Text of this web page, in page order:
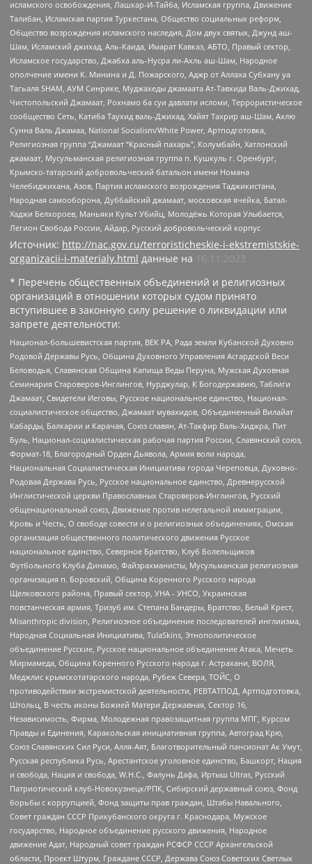
исламского освобождения, Лашкар-И-Тайба, Исламская группа, Движение
Талибан, Исламская партия Туркестана, Общество социальных реформ,
Общество возрождения исламского наследия, Дом двух святых, Джунд аш-
Шам, Исламский джихад, Аль-Каида, Имарат Кавказ, АБТО, Правый сектор,
Исламское государство, Джабха аль-Нусра ли-Ахль аш-Шам, Народное
ополчение имени К. Минина и Д. Пожарского, Аджр от Аллаха Субхану уа
Тагьаля SHAM, АУМ Синрике, Муджахеды джамаата Ат-Тавхида Валь-Джихад,
Чистопольский Джамаат, Рохнамо ба суи давлати исломи, Террористическое
сообщество Сеть, Катиба Таухид валь-Джихад, Хайят Тахрир аш-Шам, Ахлю
Сунна Валь Джамаа, National Socialism/White Power, Артподготовка,
Религиозная группа “Джамаат “Красный пахарь”, Колумбайн, Хатлонский
джамаат, Мусульманская религиозная группа п. Кушкуль г. Оренбург,
Крымско-татарский добровольческий батальон имени Номана
Челебиджихана, Азов, Партия исламского возрождения Таджикистана,
Народная самооборона, Дуббайский джамаат, московская ячейка, Батал-
Хаджи Белхороев, Маньяки Культ Убийц, Молодёжь Которая Улыбается,
Легион Свобода России, Айдар, Русский добровольческий корпус
Источник: http://nac.gov.ru/terroristicheskie-i-ekstremistskie-
organizacii-i-materialy.html данные на
16.11.2023
* Перечень общественных объединений и религиозных
организаций в отношении которых судом принято
вступившее в законную силу решение о ликвидации или
запрете деятельности:
Национал-большевистская партия, ВЕК РА, Рада земли Кубанской Духовно
Родовой Державы Русь, Община Духовного Управления Асгардской Веси
Беловодья, Славянская Община Капища Веды Перуна, Мужская Духовная
Семинария Староверов-Инглингов, Нурджулар, К Богодержавию, Таблиги
Джамаат, Свидетели Иеговы, Русское национальное единство, Национал-
социалистическое общество, Джамаат мувахидов, Объединенный Вилайат
Кабарды, Балкарии и Карачая, Союз славян, Ат-Такфир Валь-Хиджра, Пит
Буль, Национал-социалистическая рабочая партия России, Славянский союз,
Формат-18, Благородный Орден Дьявола, Армия воли народа,
Национальная Социалистическая Инициатива города Череповца, Духовно-
Родовая Держава Русь, Русское национальное единство, Древнерусской
Инглистической церкви Православных Староверов-Инглингов, Русский
общенациональный союз, Движение против нелегальной иммиграции,
Кровь и Честь, О свободе совести и о религиозных объединениях, Омская
организация общественного политического движения Русское
национальное единство, Северное Братство, Клуб Болельщиков
Футбольного Клуба Динамо, Файзрахманисты, Мусульманская религиозная
организация п. Боровский, Община Коренного Русского народа
Щелковского района, Правый сектор, УНА - УНСО, Украинская
повстанческая армия, Тризуб им. Степана Бандеры, Братство, Белый Крест,
Misanthropic division, Религиозное объединение последователей инглиизма,
Народная Социальная Инициатива, TulaSkins, Этнополитическое
объединение Русские, Русское национальное объединение Атака, Мечеть
Мирмамеда, Община Коренного Русского народа г. Астрахани, ВОЛЯ,
Меджлис крымскотатарского народа, Рубеж Севера, ТОЙС, О
противодействии экстремистской деятельности, РЕВТАТПОД, Артподготовка,
Штольц, В честь иконы Божией Матери Державная, Сектор 16,
Независимость, Фирма, Молодежная правозащитная группа МПГ, Курсом
Правды и Единения, Каракольская инициативная группа, Автоград Крю,
Союз Славянских Сил Руси, Алля-Аят, Благотворительный пансионат Ак Умут,
Русская республика Русь, Арестантское уголовное единство, Башкорт, Нация
и свобода, Нация и свобода, W.H.С., Фалунь Дафа, Иртыш Ultras, Русский
Патриотический клуб-Новокузнецк/РПК, Сибирский державный союз, Фонд
борьбы с коррупцией, Фонд защиты прав граждан, Штабы Навального,
Совет граждан СССР Прикубанского округа г. Краснодара, Мужское
государство, Народное объединение русского движения, Народное
движение Адат, Народный совет граждан РСФСР СССР Архангельской
области, Проект Штурм, Граждане СССР, Держава Союз Советских Светлых